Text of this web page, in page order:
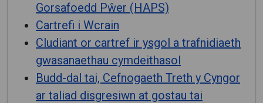
Gorsafoedd Pŵer (HAPS)
Cartrefi i Wcrain
Cludiant or cartref ir ysgol a trafnidiaeth
gwasanaethau cymdeithasol
Budd-dal tai, Cefnogaeth Treth y Cyngor
ar taliad disgresiwn at gostau tai